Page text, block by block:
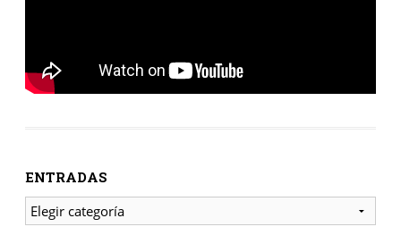
ENTRADAS
ENTRADAS